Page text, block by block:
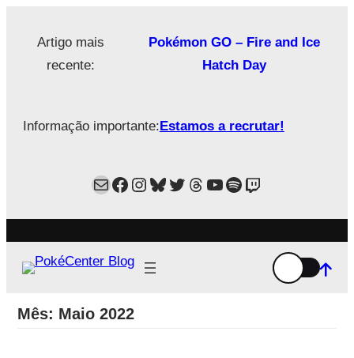
Artigo mais
recente:
Pokémon GO – Fire and Ice
Hatch Day
Informação importante:Estamos a recrutar!
MailFacebook
Instagram
Bluesky
Twitter
Estamos no Threads!
YouTube
Spotify
Twitch
Mês: Maio 2022